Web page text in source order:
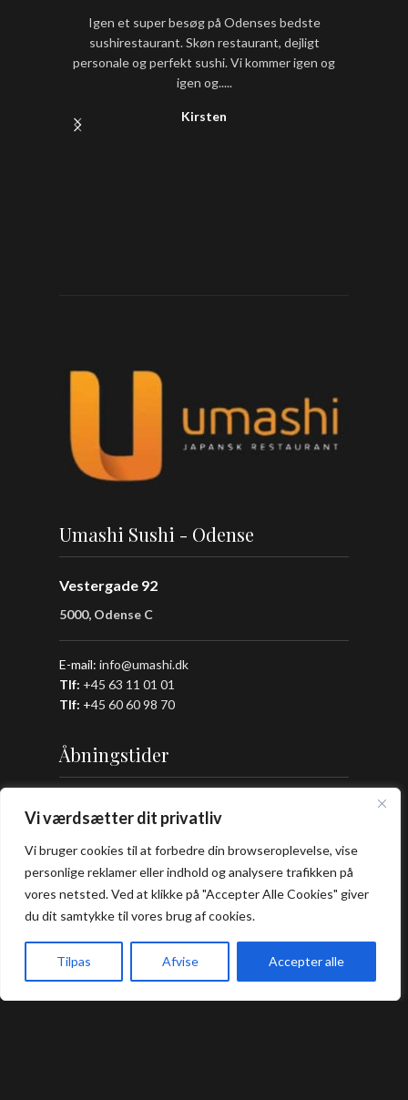
Vi værdsætter dit privatliv
Vi bruger cookies til at forbedre din browseroplevelse, vise
personlige reklamer eller indhold og analysere trafikken på
vores netsted. Ved at klikke på "Accepter Alle Cookies" giver
du dit samtykke til vores brug af cookies.
Tilpas Afvise Accepter alle
Igen et super besøg på Odenses bedste
sushirestaurant. Skøn restaurant, dejligt
personale og perfekt sushi. Vi kommer igen og
igen og.....
Kirsten
Umashi Sushi - Odense
Vestergade 92
5000, Odense C
E-mail: info@umashi.dk
Tlf: +45 63 11 01 01
Tlf: +45 60 60 98 70
Åbningstider
Aften: 17:00 - 22:00
Praktisk
Bord Booking